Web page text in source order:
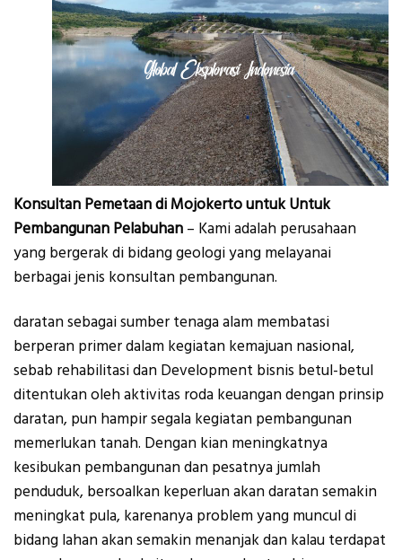
Konsultan Pemetaan di Mojokerto untuk Untuk
Pembangunan Pelabuhan – Kami adalah perusahaan
yang bergerak di bidang geologi yang melayanai
berbagai jenis konsultan pembangunan.
daratan sebagai sumber tenaga alam membatasi
berperan primer dalam kegiatan kemajuan nasional,
sebab rehabilitasi dan Development bisnis betul-betul
ditentukan oleh aktivitas roda keuangan dengan prinsip
daratan, pun hampir segala kegiatan pembangunan
memerlukan tanah. Dengan kian meningkatnya
kesibukan pembangunan dan pesatnya jumlah
penduduk, bersoalkan keperluan akan daratan semakin
meningkat pula, karenanya problem yang muncul di
bidang lahan akan semakin menanjak dan kalau terdapat